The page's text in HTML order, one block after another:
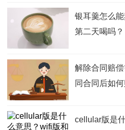
银耳羹怎么
第二天喝吗？
解除合同赔
同合同后如何
cellular版是